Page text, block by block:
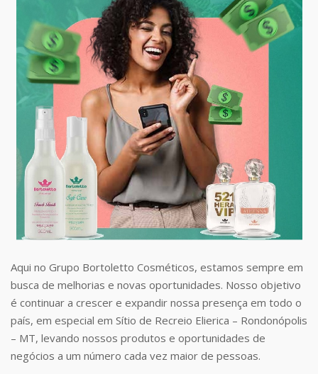
Aqui no Grupo Bortoletto Cosméticos, estamos sempre em
busca de melhorias e novas oportunidades. Nosso objetivo
é continuar a crescer e expandir nossa presença em todo o
país, em especial em Sítio de Recreio Elierica – Rondonópolis
– MT, levando nossos produtos e oportunidades de
negócios a um número cada vez maior de pessoas.